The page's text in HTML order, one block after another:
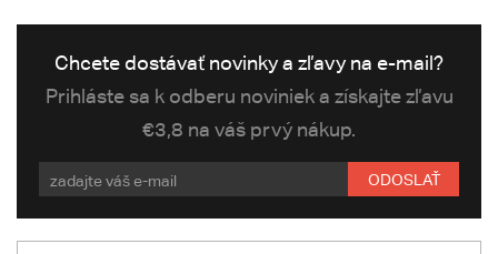
Chcete dostávať novinky a zľavy na e-mail?
Prihláste sa k odberu noviniek a získajte zľavu
€3,8 na váš prvý nákup.
ODOSLAŤ